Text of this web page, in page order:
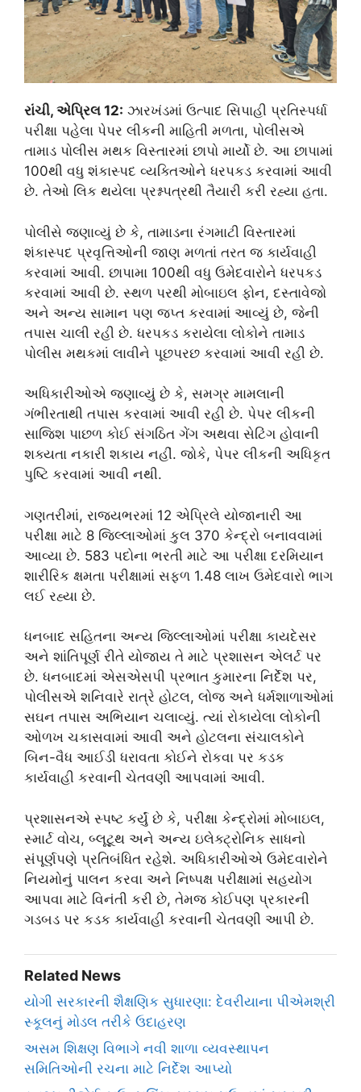
રાંચી, એપ્રિલ 12: ઝારખંડમાં ઉત્પાદ સિપાહી પ્રતિસ્પર્ધા
પરીક્ષા પહેલા પેપર લીકની માહિતી મળતા, પોલીસએ
તામાડ પોલીસ મથક વિસ્તારમાં છાપો માર્યો છે. આ છાપામાં
100થી વધુ શંકાસ્પદ વ્યક્તિઓને ધરપકડ કરવામાં આવી
છે. તેઓ લિક થયેલા પ્રશ્નપત્રથી તૈયારી કરી રહ્યા હતા.
પોલીસે જણાવ્યું છે કે, તામાડના રંગમાટી વિસ્તારમાં
શંકાસ્પદ પ્રવૃત્તિઓની જાણ મળતાં તરત જ કાર્યવાહી
કરવામાં આવી. છાપામા 100થી વધુ ઉમેદવારોને ધરપકડ
કરવામાં આવી છે. સ્થળ પરથી મોબાઇલ ફોન, દસ્તાવેજો
અને અન્ય સામાન પણ જપ્ત કરવામાં આવ્યું છે, જેની
તપાસ ચાલી રહી છે. ધરપકડ કરાયેલા લોકોને તામાડ
પોલીસ મથકમાં લાવીને પૂછપરછ કરવામાં આવી રહી છે.
અધિકારીઓએ જણાવ્યું છે કે, સમગ્ર મામલાની
ગંભીરતાથી તપાસ કરવામાં આવી રહી છે. પેપર લીકની
સાજિશ પાછળ કોઈ સંગઠિત ગેંગ અથવા સેટિંગ હોવાની
શક્યતા નકારી શકાય નહીં. જોકે, પેપર લીકની અધિકૃત
પુષ્ટિ કરવામાં આવી નથી.
ગણતરીમાં, રાજ્યભરમાં 12 એપ્રિલે યોજાનારી આ
પરીક્ષા માટે 8 જિલ્લાઓમાં કુલ 370 કેન્દ્રો બનાવવામાં
આવ્યા છે. 583 પદોના ભરતી માટે આ પરીક્ષા દરમિયાન
શારીરિક ક્ષમતા પરીક્ષામાં સફળ 1.48 લાખ ઉમેદવારો ભાગ
લઈ રહ્યા છે.
ધનબાદ સહિતના અન્ય જિલ્લાઓમાં પરીક્ષા કાયદેસર
અને શાંતિપૂર્ણ રીતે યોજાય તે માટે પ્રશાસન એલર્ટ પર
છે. ધનબાદમાં એસએસપી પ્રભાત કુમારના નિર્દેશ પર,
પોલીસએ શનિવારે રાત્રે હોટલ, લોજ અને ધર્મશાળાઓમાં
સઘન તપાસ અભિયાન ચલાવ્યું. ત્યાં રોકાયેલા લોકોની
ઓળખ ચકાસવામાં આવી અને હોટલના સંચાલકોને
બિન-વૈધ આઈડી ધરાવતા કોઈને રોકવા પર કડક
કાર્યવાહી કરવાની ચેતવણી આપવામાં આવી.
પ્રશાસનએ સ્પષ્ટ કર્યું છે કે, પરીક્ષા કેન્દ્રોમાં મોબાઇલ,
સ્માર્ટ વોચ, બ્લૂટૂથ અને અન્ય ઇલેક્ટ્રોનિક સાધનો
સંપૂર્ણપણે પ્રતિબંધિત રહેશે. અધિકારીઓએ ઉમેદવારોને
નિયમોનું પાલન કરવા અને નિષ્પક્ષ પરીક્ષામાં સહયોગ
આપવા માટે વિનંતી કરી છે, તેમજ કોઈપણ પ્રકારની
ગડબડ પર કડક કાર્યવાહી કરવાની ચેતવણી આપી છે.
Related News
યોગી સરકારની શૈક્ષણિક સુધારણા: દેવરીયાના પીએમશ્રી
સ્કૂલનું મોડલ તરીકે ઉદાહરણ
અસમ શિક્ષણ વિભાગે નવી શાળા વ્યવસ્થાપન
સમિતિઓની રચના માટે નિર્દેશ આપ્યો